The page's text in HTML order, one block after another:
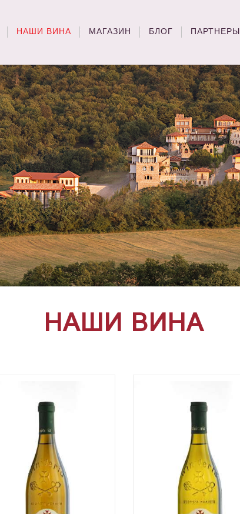
НАШИ ВИНА МАГАЗИН БЛОГ ПАРТНЕРЫ
НАШИ ВИНА